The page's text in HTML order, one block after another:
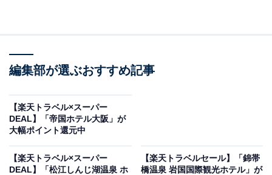
「秋田県の100~51室以上のホテル・旅館」で1位を獲得
編集部が選ぶおすすめ記事
【楽天トラベル×スーパー
DEAL】「帝国ホテル大阪」が
大幅ポイント還元中
【楽天トラベル×スーパー
DEAL】「松江しんじ湖温泉 ホ
【楽天トラベルセール】「錦帯
橋温泉 岩国国際観光ホテル」が